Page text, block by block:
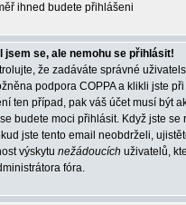
ihned budete přihlášeni
jsem se, ale nemohu se přihlásit!
že zadáváte správné
podpora COPPA a klikli jste
ten případ, pak váš účet musí být
budete moci přihlásit. Když jste
jste tento email neobdrželi,
výskytu nežádoucích uživatelů,
fóra.